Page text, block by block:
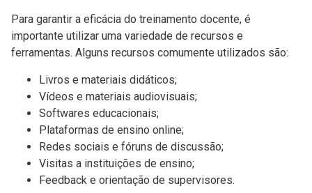
Para garantir a eficácia do treinamento docente, é
importante utilizar uma variedade de recursos e
ferramentas. Alguns recursos comumente utilizados são:
Livros e materiais didáticos;
Vídeos e materiais audiovisuais;
Softwares educacionais;
Plataformas de ensino online;
Redes sociais e fóruns de discussão;
Visitas a instituições de ensino;
Feedback e orientação de supervisores.